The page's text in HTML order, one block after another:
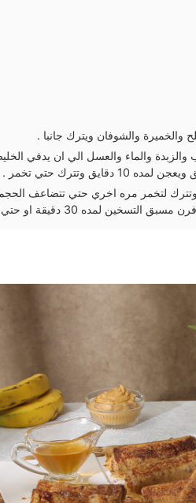
والخميرة والشوفان ويترك جانبا .
والزبدة والماء والعسل الي ان يدفي
وتترك حتي تخمر .
لتخمر مره اخري حتي تتضاعف
دقيقة او حتي الاستواء ثم يقدم بالهناء